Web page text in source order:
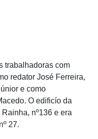
trabalhadoras com
redator José Ferreira,
e como
O edificío da
nº136 e era
27.